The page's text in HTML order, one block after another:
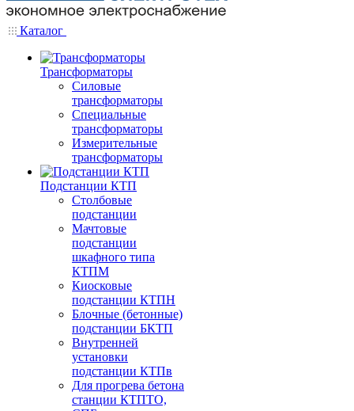
Каталог
Трансформаторы
Силовые
трансформаторы
Специальные
трансформаторы
Измерительные
трансформаторы
Подстанции КТП
Столбовые
подстанции
Мачтовые
подстанции
шкафного типа
КТПМ
Киосковые
подстанции КТПН
Блочные (бетонные)
подстанции БКТП
Внутренней
установки
подстанции КТПв
Для прогрева бетона
станции КТПТО,